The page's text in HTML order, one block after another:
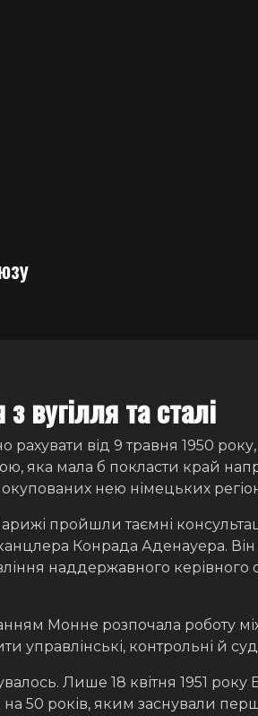
вугілля та сталі
від 9 травня 1950
яка мала б покласти край
нею німецьких
пройшли таємні
Конрада Аденауера.
наддержавного керівного
Монне розпочала роботу
управлінські, контрольні й
Лише 18 квітня 1951
50 років, яким заснували